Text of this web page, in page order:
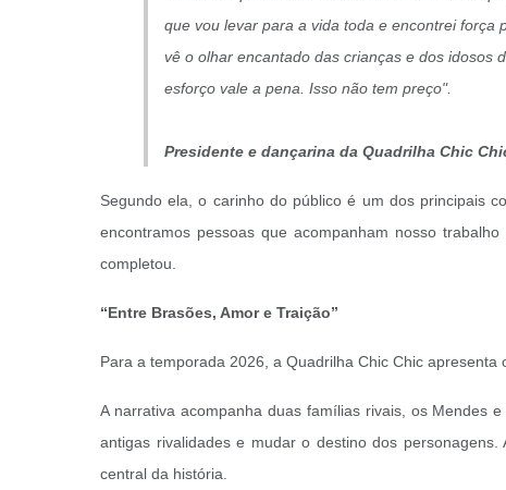
que vou levar para a vida toda e encontrei
vê o olhar encantado das crianças e dos idosos
esforço vale a pena. Isso não tem preço".
Presidente e dançarina da Quadrilha Chic
Segundo ela, o carinho do público é um dos principais
encontramos pessoas que acompanham nosso
completou.
“Entre Brasões, Amor e Traição”
Para a temporada 2026, a Quadrilha Chic Chic
A narrativa acompanha duas famílias rivais, os Mendes
antigas rivalidades e mudar o destino dos
central da história.